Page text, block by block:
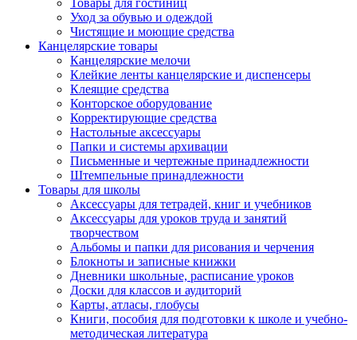
Товары для гостиниц
Уход за обувью и одеждой
Чистящие и моющие средства
Канцелярские товары
Канцелярские мелочи
Клейкие ленты канцелярские и диспенсеры
Клеящие средства
Конторское оборудование
Корректирующие средства
Настольные аксессуары
Папки и системы архивации
Письменные и чертежные принадлежности
Штемпельные принадлежности
Товары для школы
Аксессуары для тетрадей, книг и учебников
Аксессуары для уроков труда и занятий
творчеством
Альбомы и папки для рисования и черчения
Блокноты и записные книжки
Дневники школьные, расписание уроков
Доски для классов и аудиторий
Карты, атласы, глобусы
Книги, пособия для подготовки к школе и учебно-
методическая литература